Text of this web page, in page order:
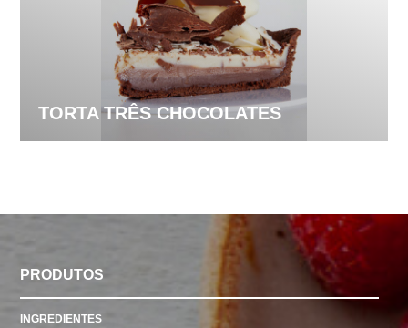
TORTA TRÊS CHOCOLATES
PRODUTOS
INGREDIENTES